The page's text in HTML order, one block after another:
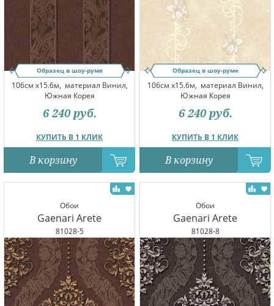
Образец в шоу-руме
106см x15.6м, материал Винил,
Южная Корея
КУПИТЬ В 1 КЛИК
6 240 руб.
В корзину
Образец в шоу-руме
106см x15.6м, материал Винил,
Южная Корея
КУПИТЬ В 1 КЛИК
6 240 руб.
В корзину
Обои
Gaenari Arete
81028-5
Обои
Gaenari Arete
81028-8